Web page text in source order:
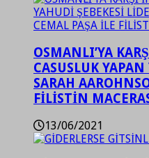
OSMANLI’YA
CASUSLUK
SARAH
FİLİSTİN
13/06/2021